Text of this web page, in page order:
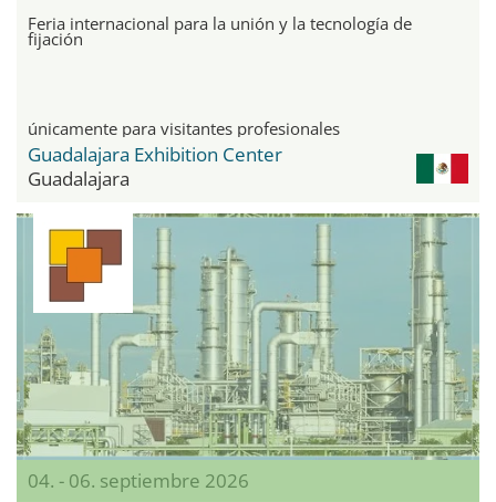
Feria internacional para la unión y la tecnología de
fijación
únicamente para visitantes profesionales
Guadalajara Exhibition Center
Guadalajara
04. - 06. septiembre 2026